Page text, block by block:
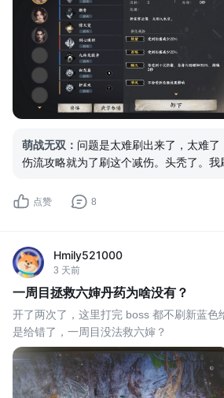
萌战无双 ： 问题是太难刷出来了，太难
伤流攻略就为了刷这个减伤。头秃了。我
伤更简单了。你这个简直就是欧皇附体
点赞 8
Hmily521000
3 天前
一周目拯救六婶丹药为啥没有？
开了两次了，这里打完 boss 都不刷新蓝色
是给错了，一周目没法救六婶？